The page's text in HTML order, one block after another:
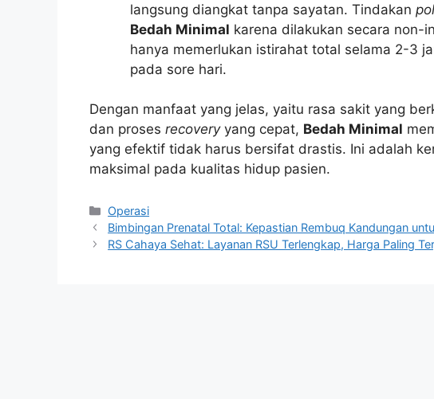
langsung diangkat tanpa sayatan. Tindakan
Bedah Minimal karena dilakukan secara non-
hanya memerlukan istirahat total selama 2-3
pada sore hari.
Dengan manfaat yang jelas, yaitu rasa sakit yang
dan proses recoveryyang cepat, Bedah Minimal
yang efektif tidak harus bersifat drastis. Ini adalah
maksimal pada kualitas hidup pasien.
Kategori
Operasi
Bimbingan Prenatal Total: Kepastian Rembuq Kandungan
RS Cahaya Sehat: Layanan RSU Terlengkap, Harga Paling